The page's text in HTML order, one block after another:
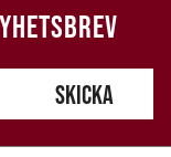
SKICKA